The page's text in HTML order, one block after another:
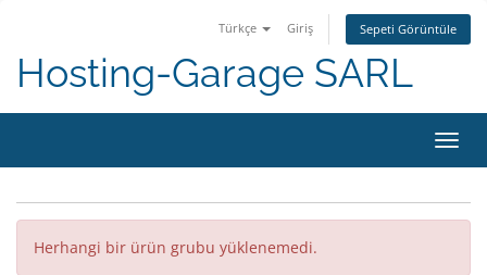
Türkçe Giriş Sepeti Görüntüle
Hosting-Garage SARL
Herhangi bir ürün grubu yüklenemedi.